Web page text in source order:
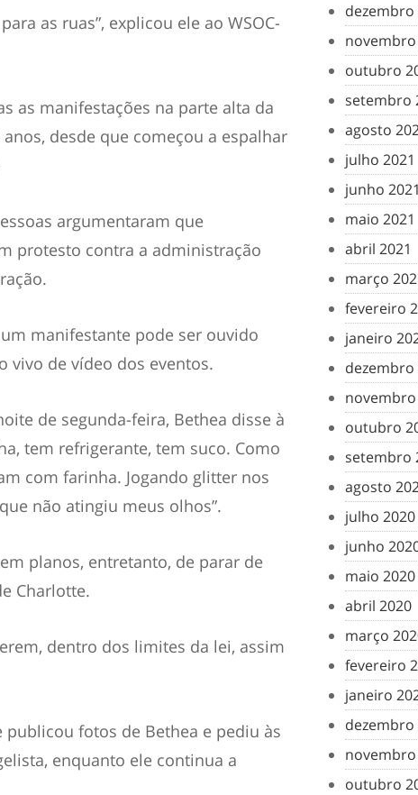
as ruas”, explicou ele ao WSOC-
as manifestações na parte alta da
desde que começou a espalhar
argumentaram que
protesto contra a administração
manifestante pode ser ouvido
vivo de vídeo dos eventos.
de segunda-feira, Bethea disse à
tem refrigerante, tem suco. Como
com farinha. Jogando glitter nos
não atingiu meus olhos”.
planos, entretanto, de parar de
Charlotte.
dentro dos limites da lei, assim
fotos de Bethea e pediu às
enquanto ele continua a
dezembro
novembro
outubro
setembro
agosto
julho 2021
junho 2021
maio 2021
abril 2021
março
fevereiro
janeiro
dezembro
novembro
outubro
setembro
agosto
julho 2020
junho
maio 2020
abril 2020
março
fevereiro
janeiro
dezembro
novembro
outubro